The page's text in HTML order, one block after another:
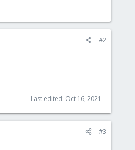
#2
Last edited: Oct 16, 2021
#3